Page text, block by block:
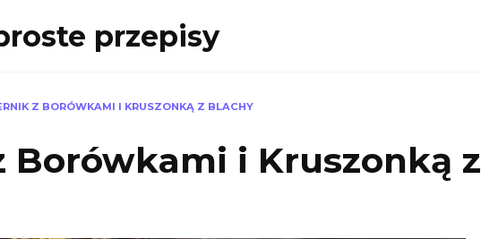
przepisy
Z BORÓWKAMI I KRUSZONKĄ Z BLACHY
Borówkami i Kruszonką z